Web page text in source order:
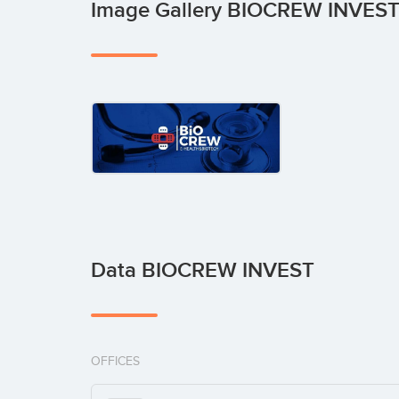
Image Gallery BIOCREW
Data BIOCREW INVEST
OFFICES